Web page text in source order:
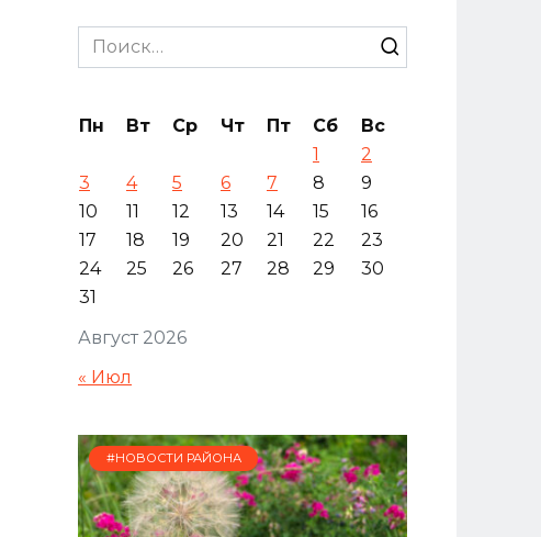
Search
for:
Август 2026
Пн Вт Ср Чт Пт Сб
Вс
1
2
3
4 5 6 7 8
9
10
11 12 13 14 15
16
17
18 19 20 21 22
23
24
25 26 27 28 29
30
31
« Июл
#НОВОСТИ РАЙОНА